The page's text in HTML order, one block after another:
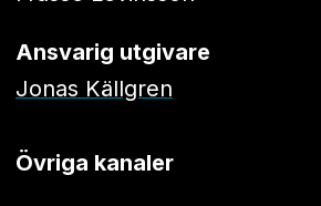
Ansvarig utgivare
Jonas Källgren
Övriga kanaler